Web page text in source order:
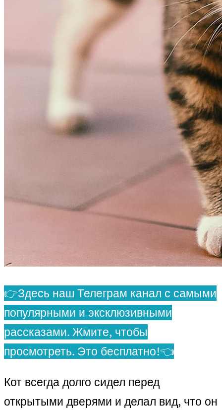
👉Здесь наш Телеграм канал с самыми
популярными и эксклюзивными
рассказами. Жмите, чтобы
просмотреть. Это бесплатно!👈
Кот всегда долго сидел перед
открытыми дверями и делал вид, что он